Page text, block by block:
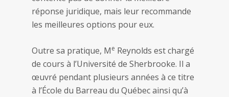
réponse juridique, mais leur recommande
les meilleures options pour eux.
Outre sa pratique, Me Reynolds est chargé
de cours à l’Université de Sherbrooke. Il a
œuvré pendant plusieurs années à ce titre
à l’École du Barreau du Québec ainsi qu’à